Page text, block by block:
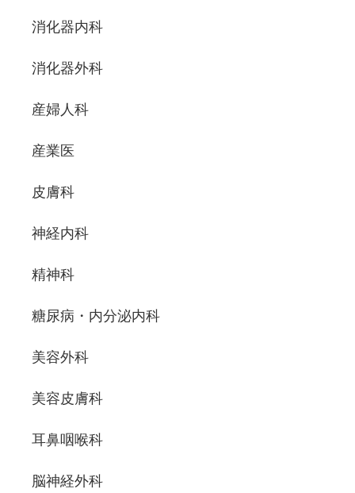
消化器内科
消化器外科
産婦人科
産業医
皮膚科
神経内科
精神科
糖尿病・内分泌内科
美容外科
美容皮膚科
耳鼻咽喉科
脳神経外科